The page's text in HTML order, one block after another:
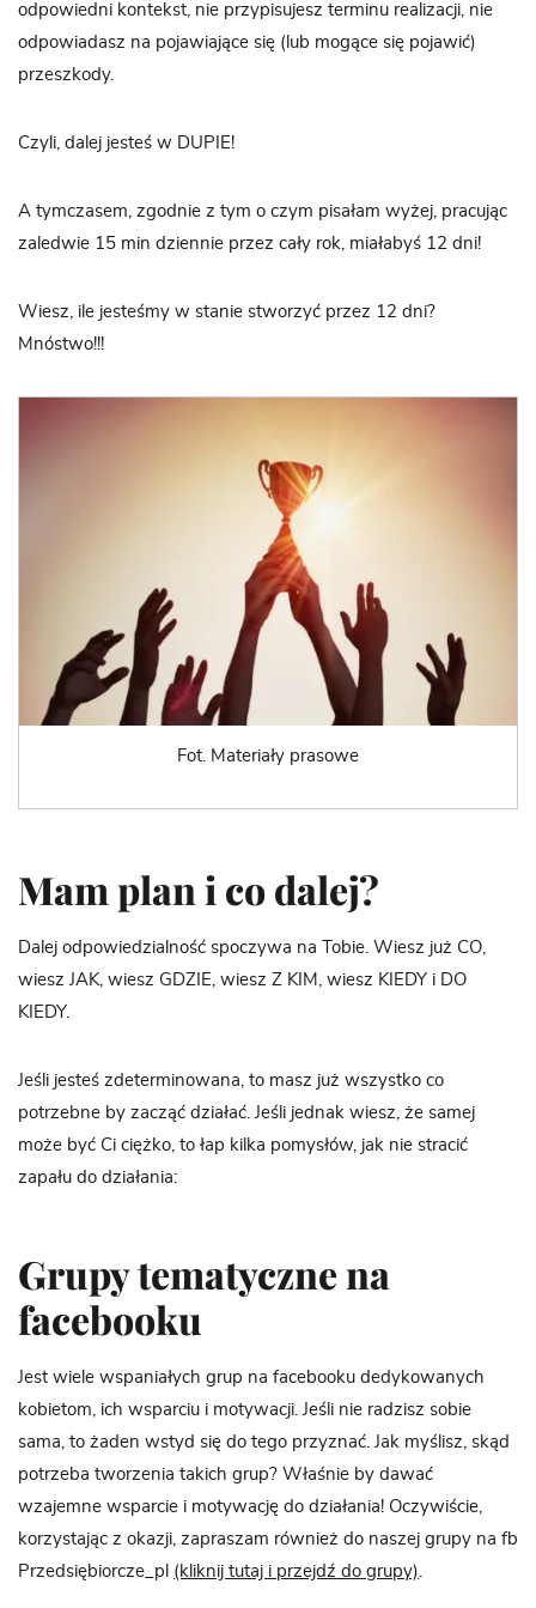
odpowiedni kontekst, nie przypisujesz terminu realizacji, nie
odpowiadasz na pojawiające się (lub mogące się pojawić)
przeszkody.
Czyli, dalej jesteś w DUPIE!
A tymczasem, zgodnie z tym o czym pisałam wyżej, pracując
zaledwie 15 min dziennie przez cały rok, miałabyś 12 dni!
Wiesz, ile jesteśmy w stanie stworzyć przez 12 dni?
Mnóstwo!!!
Fot. Materiały prasowe
Mam plan i co dalej?
Dalej odpowiedzialność spoczywa na Tobie. Wiesz już CO,
wiesz JAK, wiesz GDZIE, wiesz Z KIM, wiesz KIEDY i DO
KIEDY.
Jeśli jesteś zdeterminowana, to masz już wszystko co
potrzebne by zacząć działać. Jeśli jednak wiesz, że samej
może być Ci ciężko, to łap kilka pomysłów, jak nie stracić
zapału do działania:
Grupy tematyczne na
facebooku
Jest wiele wspaniałych grup na facebooku dedykowanych
kobietom, ich wsparciu i motywacji. Jeśli nie radzisz sobie
sama, to żaden wstyd się do tego przyznać. Jak myślisz, skąd
potrzeba tworzenia takich grup? Właśnie by dawać
wzajemne wsparcie i motywację do działania! Oczywiście,
korzystając z okazji, zapraszam również do naszej grupy na fb
Przedsiębiorcze_pl (kliknij tutaj i przejdź do grupy).